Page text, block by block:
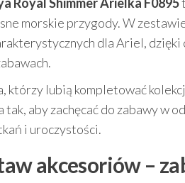
morskie przygody. W
dla Ariel, dzięki
którzy lubią kompletować
aby zachęcać do zabawy w
i uroczystości.
akcesoriów –